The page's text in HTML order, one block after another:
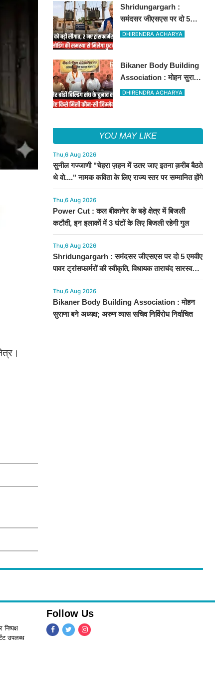
Shridungargarh :
समंदसर जीएसएस पर दो 5
एमवीए पावर ट्रांसफार्मरों की
रंग
DHIRENDRA ACHARYA
Bikaner Body Building
Association : मोहन सुराणा
बने अध्यक्ष; अरुण व्यास सचिव
DHIRENDRA ACHARYA
YOU MAY LIKE
Thu,6 Aug 2026
सुनील गज्जाणी "चेहरा ज़हन में उतर जाए इतना क़रीब बैठते
थे वो...." नामक कविता के लिए राज्य स्तर पर सम्मानित होंगे
Thu,6 Aug 2026
Power Cut : कल बीकानेर के बड़े क्षेत्र में बिजली
कटौती, इन इलाकों में 3 घंटों के लिए बिजली रहेगी गुल
Thu,6 Aug 2026
Shridungargarh : समंदसर जीएसएस पर दो 5 एमवीए
पावर ट्रांसफार्मरों की स्वीकृति, विधायक ताराचंद सारस्वत
के सतत प्रयास लाए रंग
Thu,6 Aug 2026
Bikaner Body Building Association : मोहन
सुराणा बने अध्यक्ष; अरुण व्यास सचिव निर्विरोध निर्वाचित
उपलब्ध
Follow Us